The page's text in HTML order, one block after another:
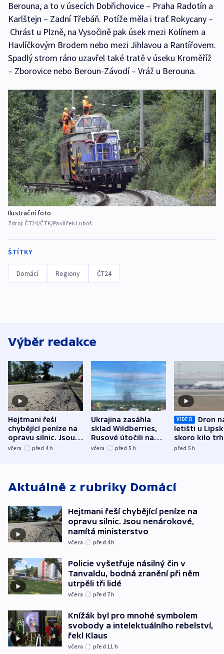
Berouna, a to v úsecích Dobřichovice – Praha Radotín a
Karlštejn – Zadní Třebáň. Potíže měla i trať Rokycany –
Chrást u Plzně, na Vysočině pak úsek mezi Kolínem a
Havlíčkovým Brodem nebo mezi Jihlavou a Rantířovem.
Spadlý strom ráno uzavřel také tratě v úseku Kroměříž
– Zborovice nebo Beroun-Závodí – Vráž u Berouna.
Ilustrační foto
Zdroj: ČT24/ČTK/Pavlíček Luboš
ŠTÍTKY
Domácí Regiony ČT24
Výběr redakce
Hejtmani řeší
chybějící peníze na
opravu silnic. Jsou
nenárokové, namítá
včera před 4 h
Ukrajina zasáhla
sklad Wildberries,
Rusové útočili na
trh, hasiče či
včera před 5 h
VIDEO
Dron
letišti u
skoro kilo
indicie
před 5h
Aktuálně z rubriky Domácí
Hejtmani řeší chybějící peníze na
opravu silnic. Jsou nenárokové,
namítá ministerstvo
včera před 4h
Policie vyšetřuje násilný čin v
Tanvaldu, bodná zranění při něm
utrpěli tři lidé
včera před 7h
Knížák byl pro mnohé symbolem
svobody a intelektuálního rebelství,
řekl Klaus
včera před 11 h